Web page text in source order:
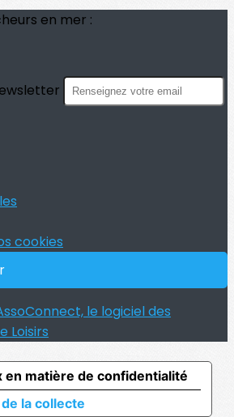
en mer :
cookies
le logiciel des
Loisirs
la collecte
en matière de confidentialité